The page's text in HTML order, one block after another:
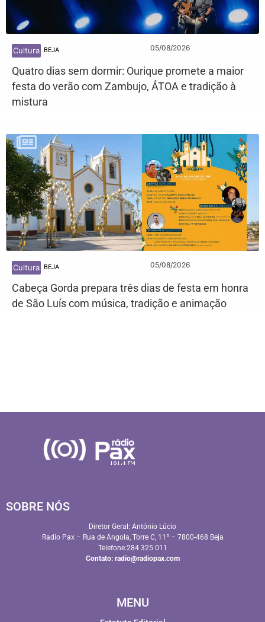
Cultura BEJA 05/08/2026
Quatro dias sem dormir: Ourique promete a maior
festa do verão com Zambujo, ÁTOA e tradição à
mistura
Cultura BEJA 05/08/2026
Cabeça Gorda prepara três dias de festa em honra
de São Luís com música, tradição e animação
SOBRE NÓS
Diretor Geral: António Lúcio
Radio Pax – Rua de Angola, Torre C, 11º – 7800-468 Beja
Telefone:284 325 011
Contato: radio@radiopax.com
MENU